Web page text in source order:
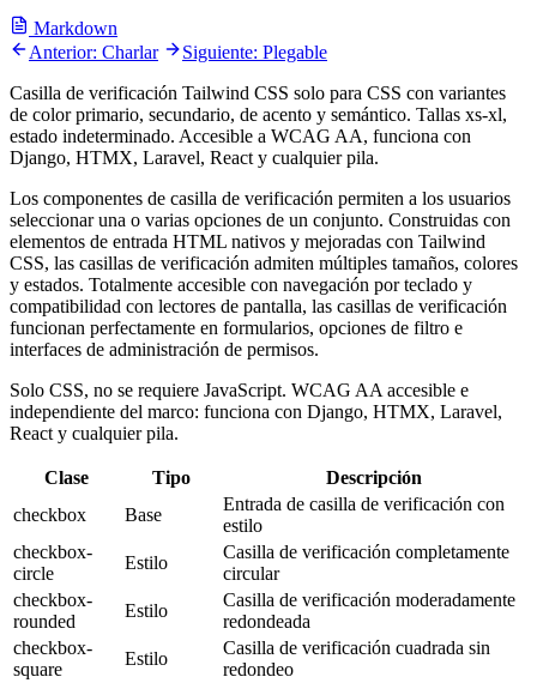
Markdown
Anterior: Charlar
Siguiente: Plegable
Casilla de verificación Tailwind CSS solo para CSS con variantes
de color primario, secundario, de acento y semántico. Tallas xs-xl,
estado indeterminado. Accesible a WCAG AA, funciona con
Django, HTMX, Laravel, React y cualquier pila.
Los componentes de casilla de verificación permiten a los usuarios
seleccionar una o varias opciones de un conjunto. Construidas con
elementos de entrada HTML nativos y mejoradas con Tailwind
CSS, las casillas de verificación admiten múltiples tamaños, colores
y estados. Totalmente accesible con navegación por teclado y
compatibilidad con lectores de pantalla, las casillas de verificación
funcionan perfectamente en formularios, opciones de filtro e
interfaces de administración de permisos.
Solo CSS, no se requiere JavaScript. WCAG AA accesible e
independiente del marco: funciona con Django, HTMX, Laravel,
React y cualquier pila.
Clase Tipo
Descripción
checkbox
Base
Entrada de casilla de verificación con
estilo
checkbox-
circle
Estilo
Casilla de verificación completamente
circular
checkbox-
rounded
Estilo
Casilla de verificación moderadamente
redondeada
checkbox-
square
Estilo
Casilla de verificación cuadrada sin
redondeo